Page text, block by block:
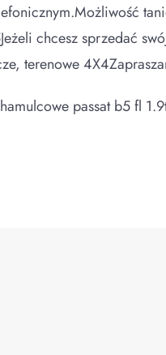
chcesz sprzedać
terenowe
passat b5 fl